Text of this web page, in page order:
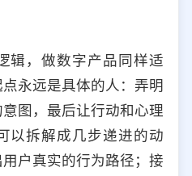
辑，做数字产品同样适
永远是具体的人：弄明
图，最后让行动和心理
以拆解成几步递进的动
户真实的行为路径；接